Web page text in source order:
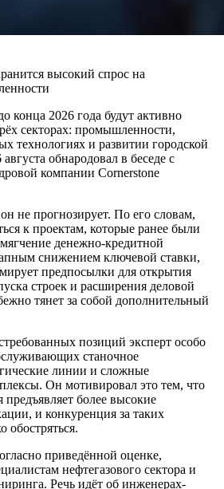
высокий спрос на
конца 2026 года будут активно
секторах: промышленности,
технологиях и развитии городской
обнародовал в беседе с
компании Cornerstone
не прогнозирует. По его словам,
к проектам, которые ранее были
денежно-кредитной
снижением ключевой ставки,
предпосылки для открытия
строек и расширения деловой
тянет за собой дополнительный
позиций эксперт особо
станочное
линии и сложные
Он мотивировал это тем, что
предъявляет более высокие
и конкуренция за таких
обостряться.
приведённой оценке,
нефтегазового сектора и
Речь идёт об инженерах-